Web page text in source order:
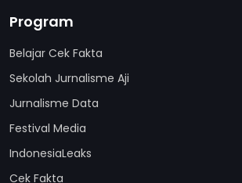
Program
Belajar Cek Fakta
Sekolah Jurnalisme Aji
Jurnalisme Data
Festival Media
IndonesiaLeaks
Cek Fakta